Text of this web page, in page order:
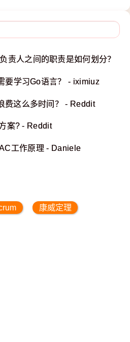
责人之间的职责是如何划分？ -
要学习Go语言？ - iximiuz
费这么多时间？ - Reddit
案? - Reddit
工作原理 - Daniele
康威定理